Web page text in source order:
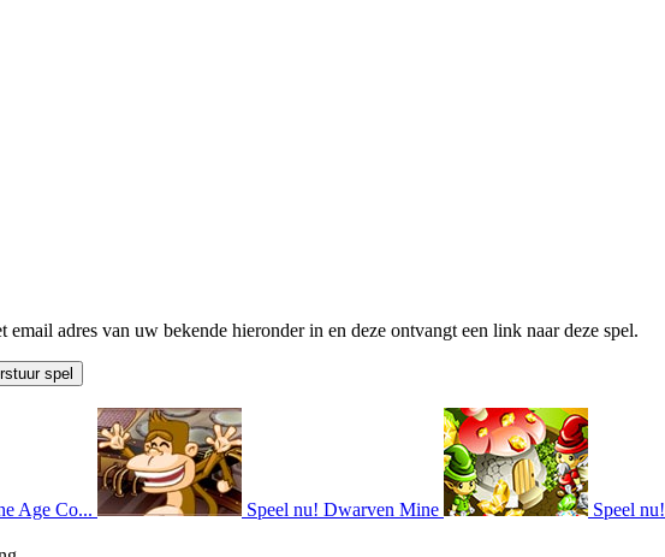
adres van uw bekende hieronder in en deze ontvangt een link naar deze spel.
Age Co... Speel nu! Dwarven Mine Speel nu!